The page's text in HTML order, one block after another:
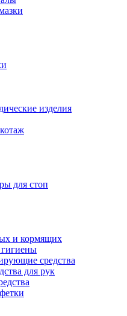
изделия
для стоп
и кормящих
гигиены
средства
для рук